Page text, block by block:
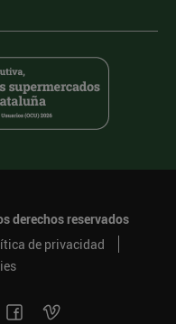
derechos reservados
de privacidad